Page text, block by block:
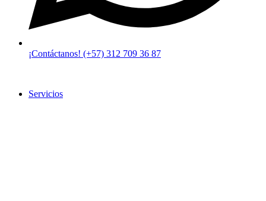
¡Contáctanos! (+57) 312 709 36 87
Servicios